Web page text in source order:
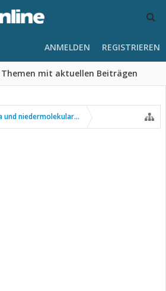
Themen mit aktuellen Beiträgen
ANMELDEN REGISTRIEREN
und niedermolekulare Wirkstoffe